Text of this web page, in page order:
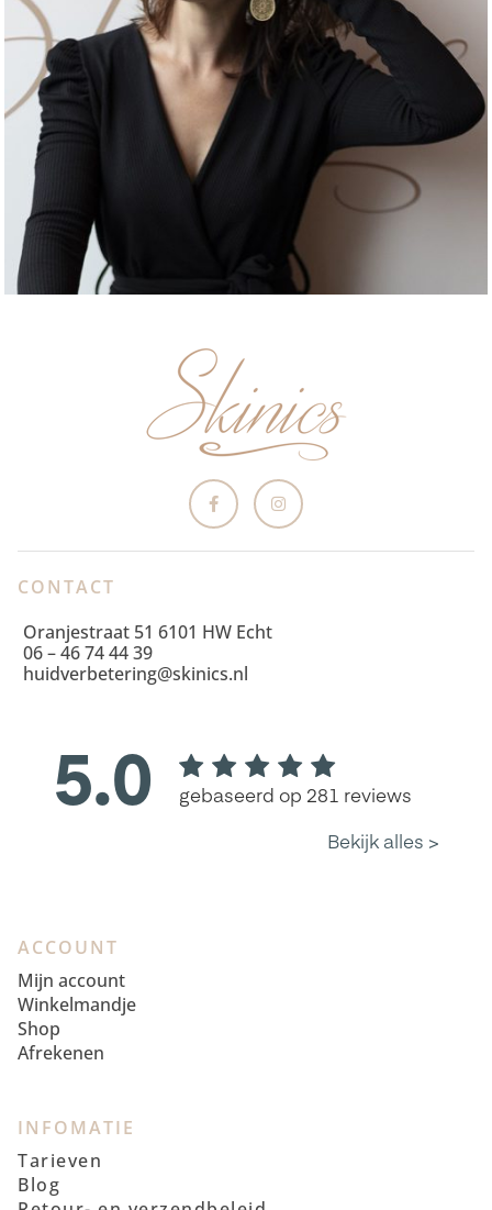
CONTACT
Oranjestraat 51 6101 HW Echt
06 – 46 74 44 39
huidverbetering@skinics.nl
ACCOUNT
Mijn account
Winkelmandje
Shop
Afrekenen
INFOMATIE
Tarieven
Blog